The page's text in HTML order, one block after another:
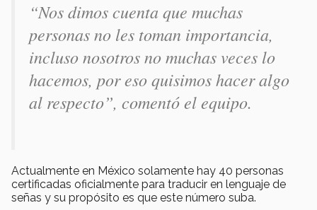
“Nos dimos cuenta que muchas
personas no les toman importancia,
incluso nosotros no muchas veces lo
hacemos, por eso quisimos hacer algo
al respecto”, comentó el equipo.
Actualmente en México solamente hay 40 personas
certificadas oficialmente para traducir en lenguaje de
señas y su propósito es que este número suba.